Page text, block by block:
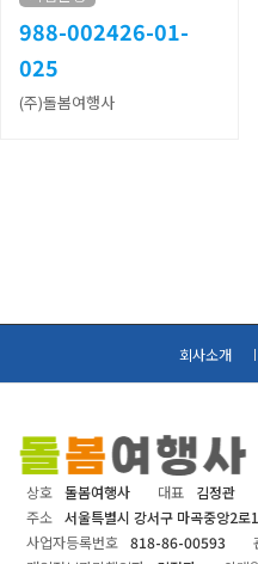
988-002426-01-
025
(주)돌봄여행사
회사소개
상호 돌봄여행사 대표 김정관
주소 서울특별시 강서구 마곡중앙2
사업자등록번호 818-86-00593